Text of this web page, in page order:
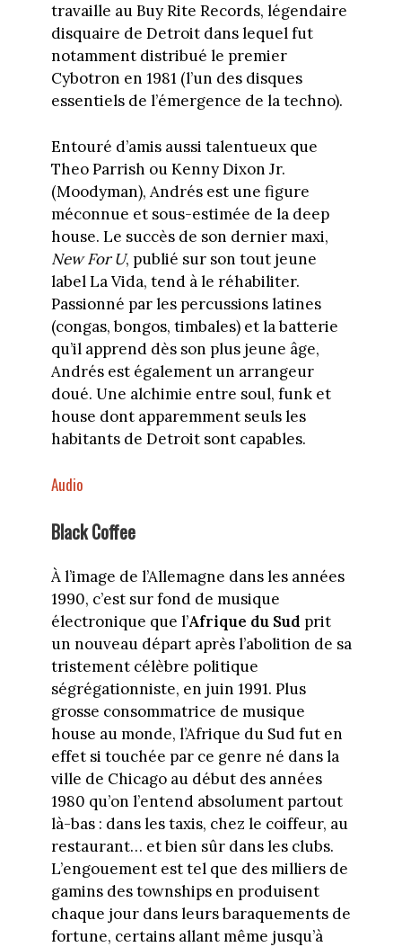
travaille au Buy Rite Records, légendaire
disquaire de Detroit dans lequel fut
notamment distribué le premier
Cybotron en 1981 (l’un des disques
essentiels de l’émergence de la techno).
Entouré d’amis aussi talentueux que
Theo Parrish ou Kenny Dixon Jr.
(Moodyman), Andrés est une figure
méconnue et sous-estimée de la deep
house. Le succès de son dernier maxi,
New For U, publié sur son tout jeune
label La Vida, tend à le réhabiliter.
Passionné par les percussions latines
(congas, bongos, timbales) et la batterie
qu’il apprend dès son plus jeune âge,
Andrés est également un arrangeur
doué. Une alchimie entre soul, funk et
house dont apparemment seuls les
habitants de Detroit sont capables.
Audio
Black Coffee
À l’image de l’Allemagne dans les années
1990, c’est sur fond de musique
électronique que l’Afrique du Sud prit
un nouveau départ après l’abolition de sa
tristement célèbre politique
ségrégationniste, en juin 1991. Plus
grosse consommatrice de musique
house au monde, l’Afrique du Sud fut en
effet si touchée par ce genre né dans la
ville de Chicago au début des années
1980 qu’on l’entend absolument partout
là-bas : dans les taxis, chez le coiffeur, au
restaurant… et bien sûr dans les clubs.
L’engouement est tel que des milliers de
gamins des townships en produisent
chaque jour dans leurs baraquements de
fortune, certains allant même jusqu’à